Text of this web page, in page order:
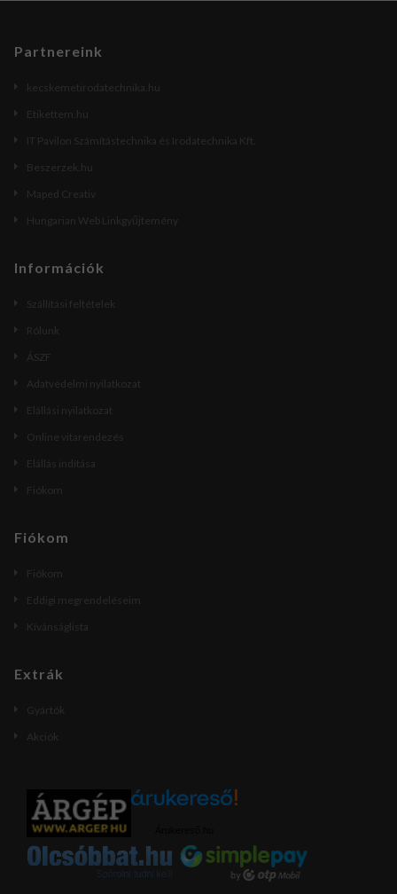
Partnereink
kecskemetirodatechnika.hu
Etikettem.hu
IT Pavilon Számítástechnika és Irodatechnika Kft.
Beszerzek.hu
Maped Creativ
Hungarian Web Linkgyűjtemény
Információk
Szállítási feltételek
Rólunk
ÁSZF
Adatvédelmi nyilatkozat
Elállási nyilatkozat
Online vitarendezés
Elállás indítása
Fiókom
Fiókom
Fiókom
Eddigi megrendeléseim
Kívánságlista
Extrák
Gyártók
Akciók